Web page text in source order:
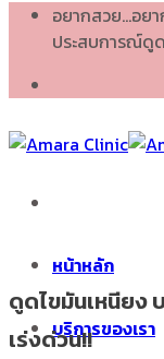
Skip อยากสวย...อย
ประสบการณ์ดู
หน้าหลัก
บริการของเรา
ดูดไขมันเหนียง
เร่งด่วน!!